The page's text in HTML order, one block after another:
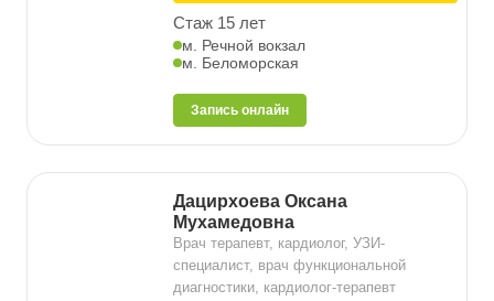
Стаж 15 лет
м. Речной вокзал
м. Беломорская
Запись онлайн
Дацирхоева Оксана
Мухамедовна
Врач терапевт, кардиолог, УЗИ-
специалист, врач функциональной
диагностики, кардиолог-терапевт